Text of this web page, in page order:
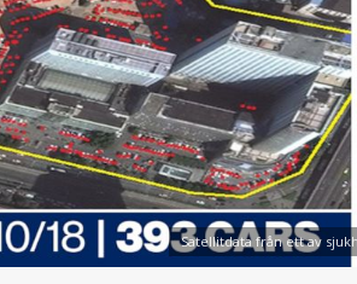
Satellitdata från ett av